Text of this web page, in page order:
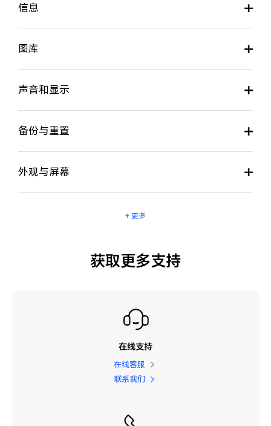
信息
图库
声音和显示
备份与重置
外观与屏幕
+ 更多
获取更多支持
在线支持
在线客服
联系我们